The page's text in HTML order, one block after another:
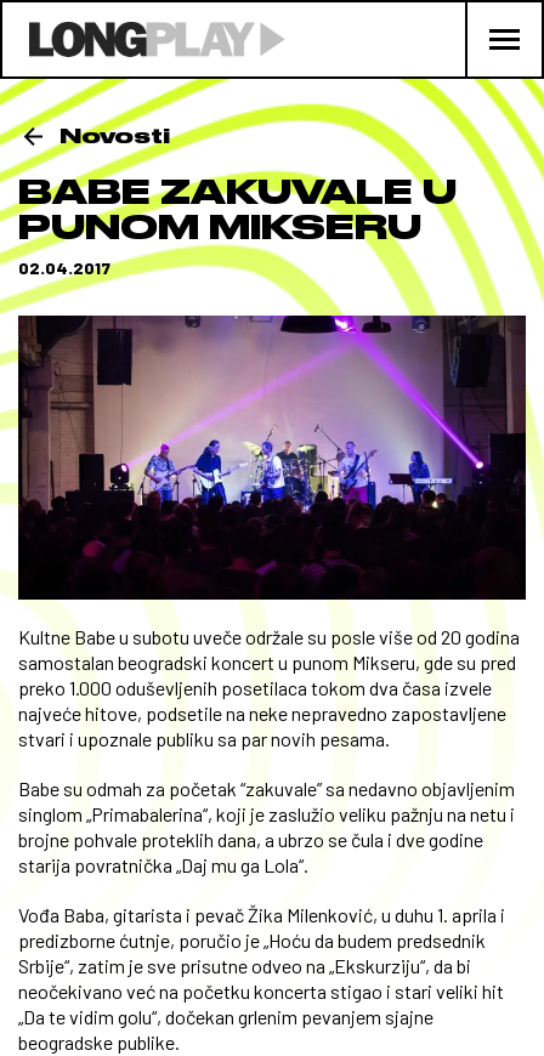
Novosti
BABE ZAKUVALE U
PUNOM MIKSERU
02.04.2017
Kultne Babe u subotu uveče održale su posle više od 20 godina
samostalan beogradski koncert u punom Mikseru, gde su pred
preko 1.000 oduševljenih posetilaca tokom dva časa izvele
najveće hitove, podsetile na neke nepravedno zapostavljene
stvari i upoznale publiku sa par novih pesama.
Babe su odmah za početak “zakuvale” sa nedavno objavljenim
singlom „Primabalerina“, koji je zaslužio veliku pažnju na netu i
brojne pohvale proteklih dana, a ubrzo se čula i dve godine
starija povratnička „Daj mu ga Lola“.
Vođa Baba, gitarista i pevač Žika Milenković, u duhu 1. aprila i
predizborne ćutnje, poručio je „Hoću da budem predsednik
Srbije“, zatim je sve prisutne odveo na „Ekskurziju“, da bi
neočekivano već na početku koncerta stigao i stari veliki hit
„Da te vidim golu“, dočekan grlenim pevanjem sjajne
beogradske publike.